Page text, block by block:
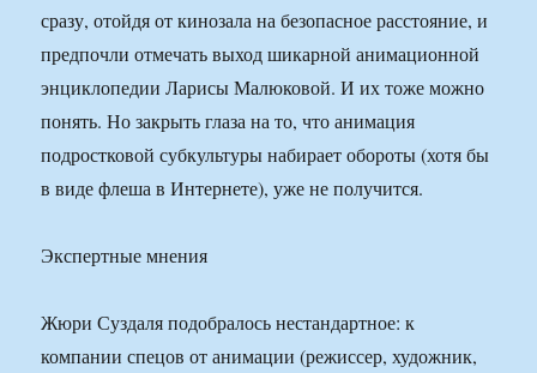
сразу, отойдя от кинозала на безопасное расстояние, и
предпочли отмечать выход шикарной анимационной
энциклопедии Ларисы Малюковой. И их тоже можно
понять. Но закрыть глаза на то, что анимация
подростковой субкультуры набирает обороты (хотя бы
в виде флеша в Интернете), уже не получится.
Экспертные мнения
Жюри Суздаля подобралось нестандартное: к
компании спецов от анимации (режиссер, художник,